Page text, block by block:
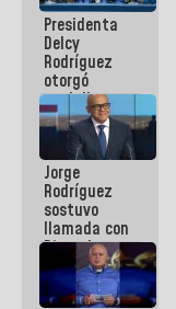
que haces
es
embarrarla
Presidenta
Delcy
Rodríguez
otorgó
medalla
"Héroe de
Venezuela"
a servidores
públicos
Jorge
Rodríguez
sostuvo
llamada con
Dinorah
Figuera y
acuerdan
primer